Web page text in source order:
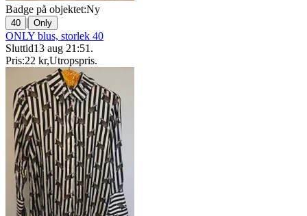
Badge på objektet:Ny
40 | Only
ONLY blus, storlek 40
Sluttid13 aug 21:51 .
Pris:22 kr,Utropspris.